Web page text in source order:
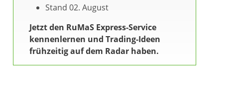
Stand 02. August
Jetzt den RuMaS Express-Service
kennenlernen und Trading-Ideen
frühzeitig auf dem Radar haben.